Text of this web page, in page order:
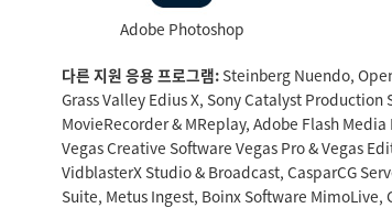
Adobe Photoshop
다른 지원 응용 프로그램:Steinberg Nuendo,
Grass Valley Edius X, Sony Catalyst
MovieRecorder & MReplay, Adobe Flash
Vegas Creative Software Vegas Pro & Vegas
VidblasterX Studio & Broadcast, CasparCG
Suite, Metus Ingest, Boinx Software